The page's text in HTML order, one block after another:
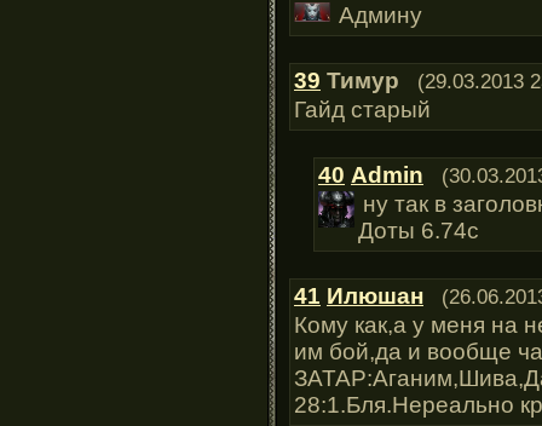
Админу
39 Тимур (29.03.2013
Гайд старый
40 Admin
ну так в
Доты 6.74с
41 Илюшан
Кому как,а у меня на
им бой,да и вообще
28:1.Бля.Нереально